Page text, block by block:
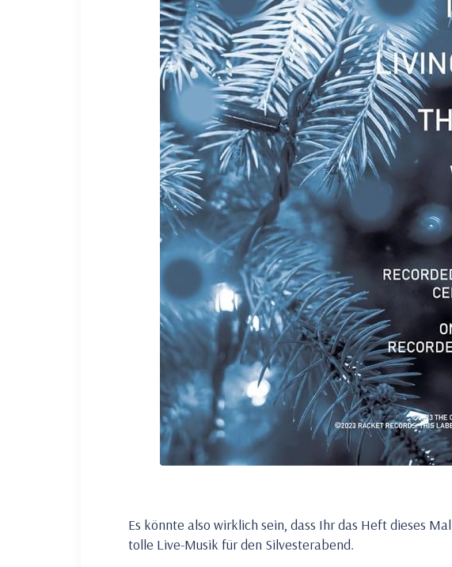
Es könnte also wirklich sein, dass Ihr das Heft dieses Mal
tolle Live-Musik für den Silvesterabend.